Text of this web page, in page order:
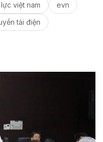
việt nam
evn
tải điện